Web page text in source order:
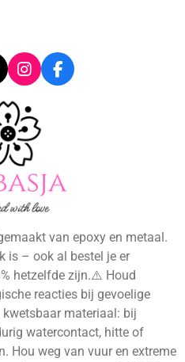
I
n
s
t
a
g
r
a
m
F
a
k
van epoxy en metaal.
is – ook al bestel je er
hetzelfde zijn.⚠️ Houd
reacties bij gevoelige
materiaal: bij
watercontact, hitte of
Hou weg van vuur en extreme